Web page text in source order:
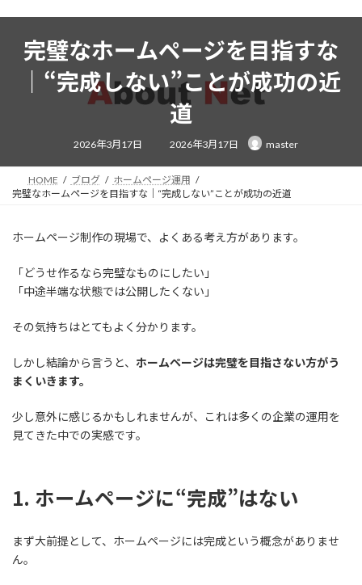
完璧なホームページを目指すな
｜“完成しない”ことが成功の近
道
2026年3月17日
終
新
日
時
:
2026年3月17日 master
HOME ブログ
ホームページ運用
完璧なホームページを目指すな｜“完成しない”ことが成功の近道
ホームページ制作の現場で、よくある考え方があります。
「どうせ作るなら完璧なものにしたい」
「中途半端な状態では公開したくない」
その気持ちはとてもよく分かります。
しかし結論から言うと、 ホームページは完璧を目指さない方がう
まくいきます。
少し意外に感じるかもしれませんが、これは多くの企業の運用を
見てきた中での実感です。
1. ホームページに“完成”はない
まず大前提として、ホームページには完成という概念がありませ
ん。